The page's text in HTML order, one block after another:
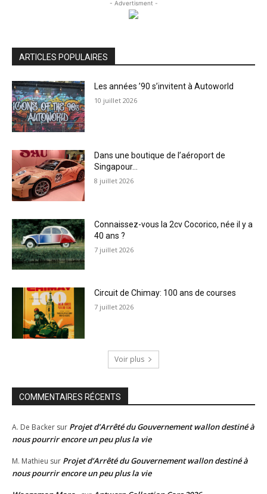
- Advertisment -
ARTICLES POPULAIRES
Les années ’90 s’invitent à Autoworld
10 juillet 2026
Dans une boutique de l’aéroport de
Singapour…
8 juillet 2026
Connaissez-vous la 2cv Cocorico, née il y a
40 ans ?
7 juillet 2026
Circuit de Chimay: 100 ans de courses
7 juillet 2026
Voir plus
COMMENTAIRES RÉCENTS
A. De Backer sur Projet d’Arrêté du Gouvernement wallon destiné à
nous pourrir encore un peu plus la vie
M. Mathieu sur Projet d’Arrêté du Gouvernement wallon destiné à
nous pourrir encore un peu plus la vie